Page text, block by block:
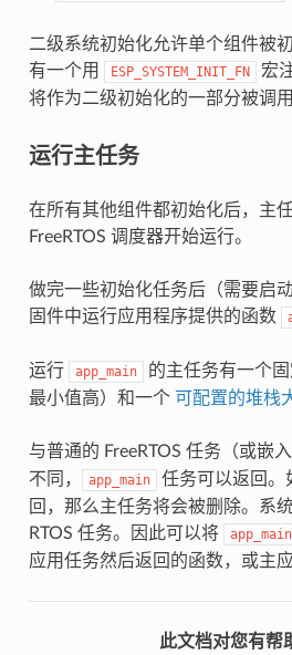
二级系统初始化允许单个组件被
有一个用
ESP_SYSTEM_INIT_FN
宏
将作为二级初始化的一部分被调用
运行主任务
在所有其他组件都初始化后，主
FreeRTOS 调度器开始运行。
做完一些初始化任务后（需要启
固件中运行应用程序提供的函数
运行 app_main
的主任务有一个
最小值高）和一个 可配置的堆栈
与普通的 FreeRTOS 任务（或嵌
不同，
app_main 任务可以返回。
回，那么主任务将会被删除。系
RTOS 任务。因此可以将
app_main
应用任务然后返回的函数，或主
此文档对您有帮